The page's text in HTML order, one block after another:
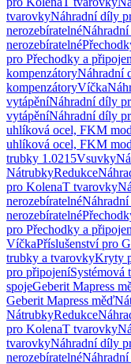
tvarovkyNáhradní díly
nerozebíratelné
nerozebíratelné
pro Přechodky a
kompenzátoryNáhradní
kompenzátoryVíčka
vytápěníNáhradní díly
vytápěníNáhradní díly
uhlíková ocel, FKM
uhlíková ocel, FKM
trubky 1.0215Vsuvky
NátrubkyRedukce
pro KolenaT tvarovky
nerozebíratelné
nerozebíratelné
pro Přechodky a
VíčkaPříslušenství pro
trubky a tvarovkyKryty
pro připojeníSystémová
spojeGeberit Mapress
Geberit Mapress měď
NátrubkyRedukce
pro KolenaT tvarovky
tvarovkyNáhradní díly
nerozebíratelné